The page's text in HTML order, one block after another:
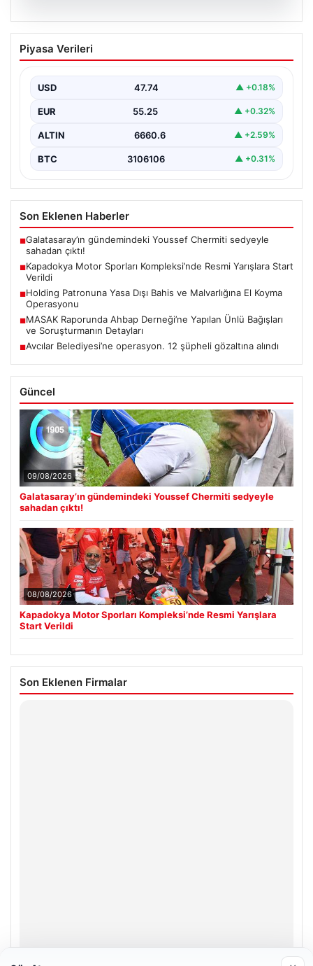
Kapadokya Motor Sporları
Kompleksi’nde Resmi Yarışlara Start
Kapadokya bölgesinde heyecan ve tutkunun buluştuğu
Kompleksi,…
Piyasa Verileri
USD 47.74 ▲ +0.18%
EUR 55.25 ▲ +0.32%
ALTIN 6660.6 ▲ +2.59%
BTC 3106106 ▲ +0.31%
Son Eklenen Haberler
■Galatasaray’ın gündemindeki Youssef Chermiti sedyeyle
sahadan çıktı!
■Kapadokya Motor Sporları Kompleksi’nde Resmi Yarışlara Start
Verildi
■Holding Patronuna Yasa Dışı Bahis ve Malvarlığına El Koyma
Operasyonu
■MASAK Raporunda Ahbap Derneği’ne Yapılan Ünlü Bağışları
ve Soruşturmanın Detayları
■Avcılar Belediyesi’ne operasyon. 12 şüpheli gözaltına alındı
Güncel
09/08/2026
Galatasaray’ın gündemindeki Youssef Chermiti sedyeyle
sahadan çıktı!
08/08/2026
Kapadokya Motor Sporları Kompleksi’nde Resmi Yarışlara
Start Verildi
Son Eklenen Firmalar